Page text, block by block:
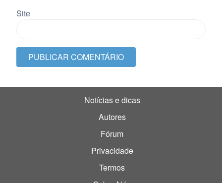
Site
Notícias e dicas
Autores
Fórum
Privacidade
Termos